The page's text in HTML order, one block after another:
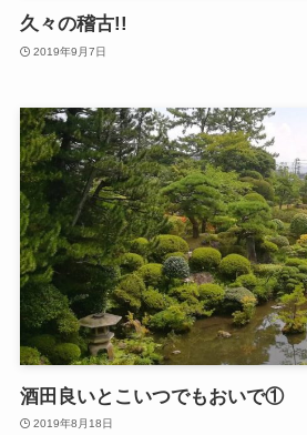
久々の稽古!!
2019年9月7日
酒田良いとこいつでもおいで①
2019年8月18日